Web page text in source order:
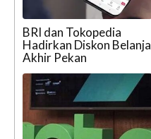
BRI dan Tokopedia
Hadirkan Diskon Belanja
Akhir Pekan